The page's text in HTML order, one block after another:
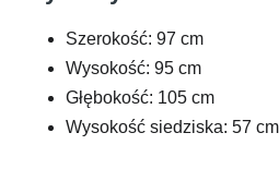
Szerokość: 97 cm
Wysokość: 95 cm
Głębokość: 105 cm
Wysokość siedziska: 57 cm